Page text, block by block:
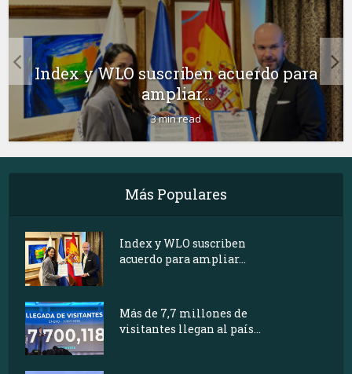
Index y WLO suscriben acuerdo para
ampliar...
3 min read
Más Populares
Index y WLO suscriben
acuerdo para ampliar...
Más de 7,7 millones de
visitantes llegan al país...